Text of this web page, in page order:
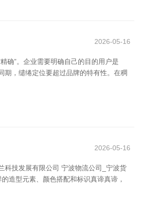
2026-05-16
确”。企业需要明确自己的目的用户是
，缱绻定位要超过品牌的特有性。在稠
2026-05-16
科技发展有限公司 宁波物流公司_宁波货
造型元素、颜色搭配和标识真谛真谛，